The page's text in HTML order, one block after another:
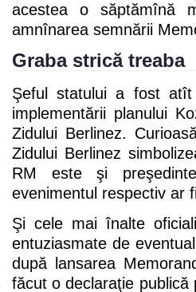
acestea o săptămînă
amnînarea semnării
Graba strică treaba
Şeful statului a fost atît
implementării planului
Zidului Berlinez.
Zidului Berlinez
RM este şi
evenimentul respectiv ar
Şi cele mai înalte
entuziasmate de
după lansarea
făcut o declaraţie